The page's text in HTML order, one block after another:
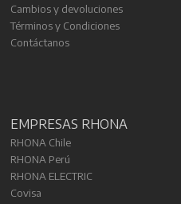
Cambios y devoluciones
Términos y Condiciones
Contáctanos
EMPRESAS RHONA
RHONA Chile
RHONA Perú
RHONA ELECTRIC
Covisa